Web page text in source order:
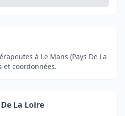
à Le Mans (Pays De La
et coordonnées.
La Loire